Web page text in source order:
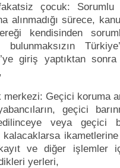
çocuk:
alınmadığı sürece,
kendisinden
bulunmaksızın
giriş yaptıktan
merkezi: Geçici koruma
geçici
veya geçici
kalacaklarsa
ve diğer işlemler
yerleri,